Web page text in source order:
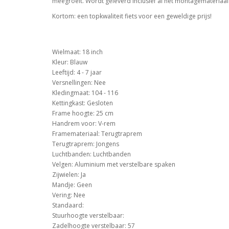
Kortom: een topkwaliteit fiets voor een geweldige prijs!
Wielmaat: 18 inch
Kleur: Blauw
Leeftijd: 4 - 7 jaar
Versnellingen: Nee
Kledingmaat: 104 - 116
Kettingkast: Gesloten
Frame hoogte: 25 cm
Handrem voor: V-rem
Framemateriaal: Terugtraprem
Terugtraprem: Jongens
Luchtbanden: Luchtbanden
Velgen: Aluminium met verstelbare spaken
Zijwielen: Ja
Mandje: Geen
Vering: Nee
Standaard:
Stuurhoogte verstelbaar:
Zadelhoogte verstelbaar: 57